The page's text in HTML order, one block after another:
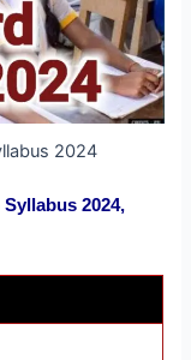
2024
Syllabus 2024,